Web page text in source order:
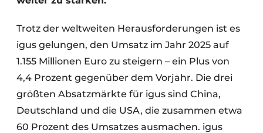
Trotz der weltweiten Herausforderungen ist es
igus gelungen, den Umsatz im Jahr 2025 auf
1.155 Millionen Euro zu steigern – ein Plus von
4,4 Prozent gegenüber dem Vorjahr. Die drei
größten Absatzmärkte für igus sind China,
Deutschland und die USA, die zusammen etwa
60 Prozent des Umsatzes ausmachen. igus